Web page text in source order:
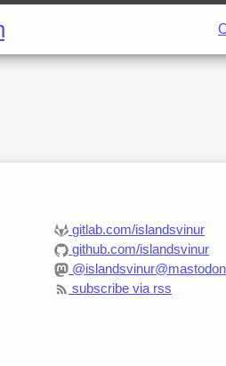
gitlab.com/islandsvinur
github.com/islandsvinur
subscribe via rss